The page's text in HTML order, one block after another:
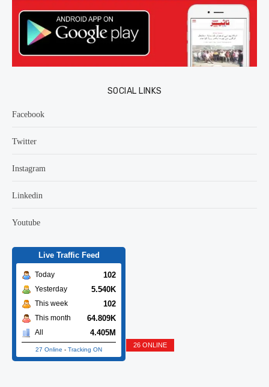
SOCIAL LINKS
Facebook
Twitter
Instagram
Linkedin
Youtube
Live Traffic Feed
Today 102
Yesterday 5.540K
This week 102
This month 64.809K
All 4.405M
27 Online - Tracking ON
26 ONLINE